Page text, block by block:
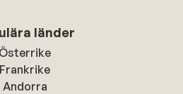
länder
Österrike
Frankrike
Andorra